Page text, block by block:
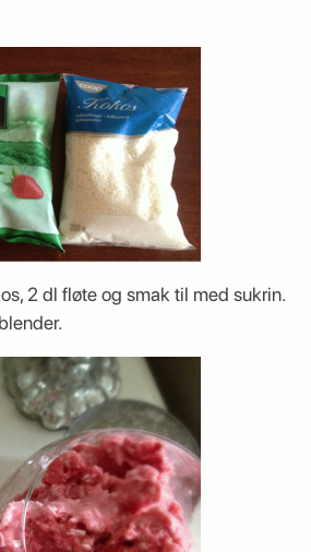
2 dl fløte og smak til med sukrin.